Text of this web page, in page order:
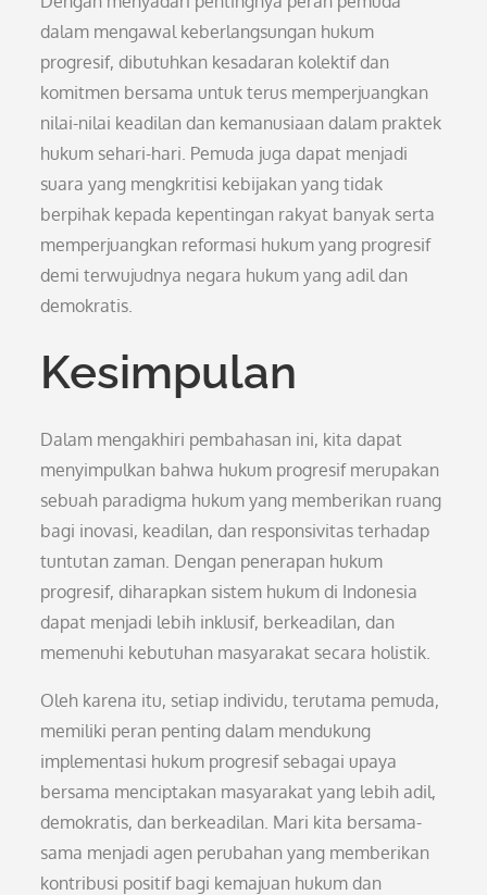
dalam mengawal keberlangsungan hukum
progresif, dibutuhkan kesadaran kolektif dan
komitmen bersama untuk terus memperjuangkan
nilai-nilai keadilan dan kemanusiaan dalam praktek
hukum sehari-hari. Pemuda juga dapat menjadi
suara yang mengkritisi kebijakan yang tidak
berpihak kepada kepentingan rakyat banyak serta
memperjuangkan reformasi hukum yang progresif
demi terwujudnya negara hukum yang adil dan
demokratis.
Kesimpulan
Dalam mengakhiri pembahasan ini, kita dapat
menyimpulkan bahwa hukum progresif merupakan
sebuah paradigma hukum yang memberikan ruang
bagi inovasi, keadilan, dan responsivitas terhadap
tuntutan zaman. Dengan penerapan hukum
progresif, diharapkan sistem hukum di Indonesia
dapat menjadi lebih inklusif, berkeadilan, dan
memenuhi kebutuhan masyarakat secara holistik.
Oleh karena itu, setiap individu, terutama pemuda,
memiliki peran penting dalam mendukung
implementasi hukum progresif sebagai upaya
bersama menciptakan masyarakat yang lebih adil,
demokratis, dan berkeadilan. Mari kita bersama-
sama menjadi agen perubahan yang memberikan
kontribusi positif bagi kemajuan hukum dan